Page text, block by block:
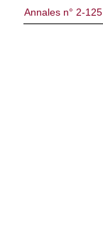
Annales n° 2-125